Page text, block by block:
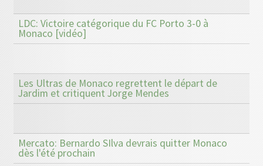
LDC: Victoire catégorique du FC Porto 3-0 à
Monaco [vidéo]
Les Ultras de Monaco regrettent le départ de
Jardim et critiquent Jorge Mendes
Mercato: Bernardo SIlva devrais quitter Monaco
dès l'été prochain